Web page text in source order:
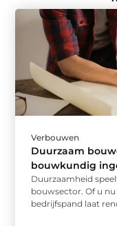
Verbouwen
Duurzaam
bouwkundig
Duurzaamheid
bouwsector. Of u
bedrijfspand laat